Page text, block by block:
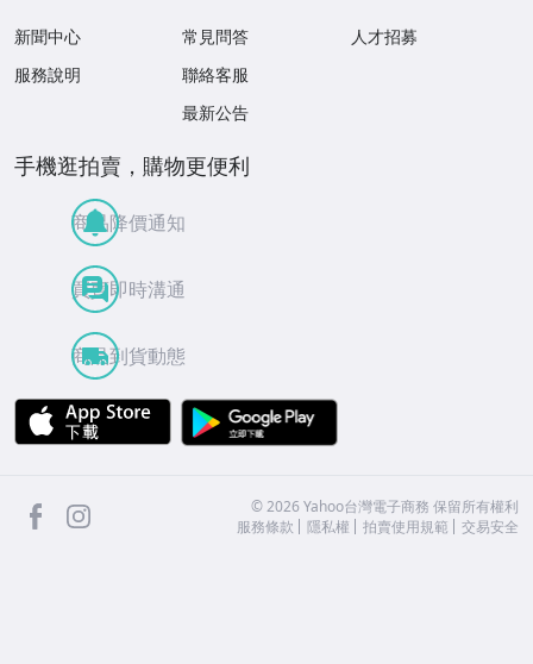
新聞中心
服務說明
常見問答
聯絡客服
最新公告
人才招募
手機逛拍賣，購物更便利
商品降價通知
買賣即時溝通
商品到貨動態
APP Store
facebook ©2026 Yahoo台灣電子商務 保留所有權利
服務條款
隱私權 拍賣使用規範 交易安全